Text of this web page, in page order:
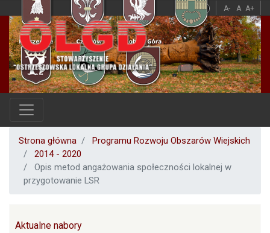
Przejdź
do
treści
A- A A+
A A
Strona główna
Programu Rozwoju Obszarów Wiejskich
2014 - 2020
Opis metod angażowania społeczności lokalnej w
przygotowanie LSR
PROW
Aktualne nabory